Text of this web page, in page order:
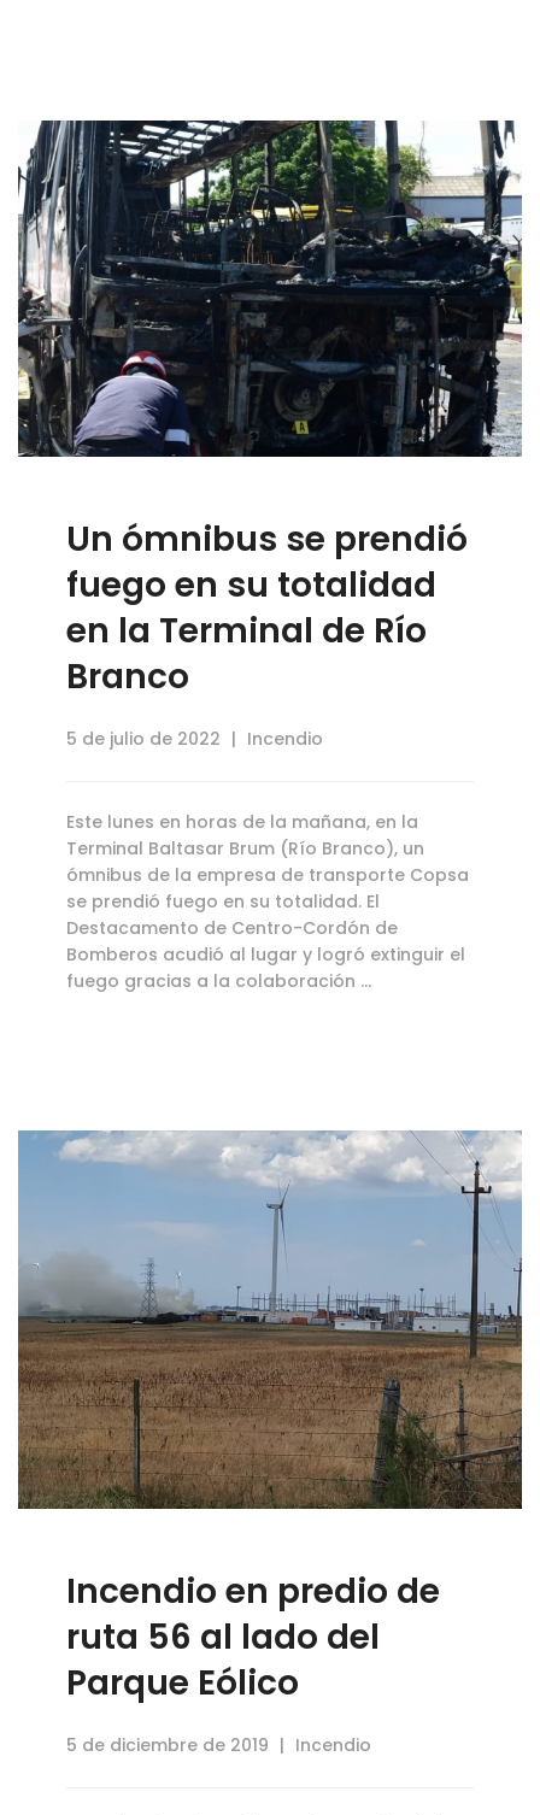
Un ómnibus se prendió
fuego en su totalidad
en la Terminal de Río
Branco
5 de julio de 2022 Incendio
Este lunes en horas de la mañana, en la
Terminal Baltasar Brum (Río Branco), un
ómnibus de la empresa de transporte Copsa
se prendió fuego en su totalidad. El
Destacamento de Centro-Cordón de
Bomberos acudió al lugar y logró extinguir el
fuego gracias a la colaboración …
Incendio en predio de
ruta 56 al lado del
Parque Eólico
5 de diciembre de 2019 Incendio